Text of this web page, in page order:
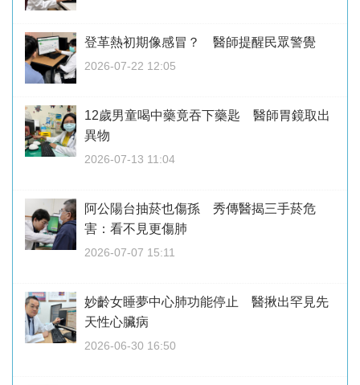
登革熱初期像感冒？ 醫師提醒民眾警覺
2026-07-22 12:05
12歲男童喝中藥竟吞下藥匙 醫師胃鏡取出
異物
2026-07-13 11:04
阿公陽台抽菸也傷孫 秀傳醫揭三手菸危
害：看不見更傷肺
2026-07-07 15:11
妙齡女睡夢中心肺功能停止 醫揪出罕見先
天性心臟病
2026-06-30 16:50